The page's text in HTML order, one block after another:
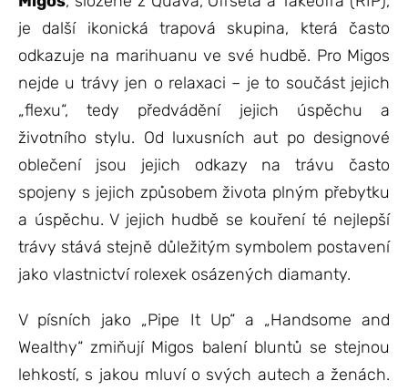
je další ikonická trapová skupina, která často
odkazuje na marihuanu ve své hudbě. Pro Migos
nejde u trávy jen o relaxaci – je to součást jejich
„flexu“, tedy předvádění jejich úspěchu a
životního stylu. Od luxusních aut po designové
oblečení jsou jejich odkazy na trávu často
spojeny s jejich způsobem života plným přebytku
a úspěchu. V jejich hudbě se kouření té nejlepší
trávy stává stejně důležitým symbolem postavení
jako vlastnictví rolexek osázených diamanty.
V písních jako „Pipe It Up“ a „Handsome and
Wealthy“ zmiňují Migos balení bluntů se stejnou
lehkostí, s jakou mluví o svých autech a ženách.